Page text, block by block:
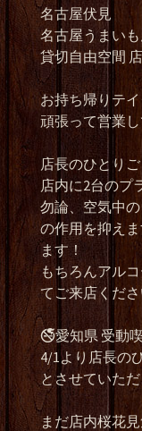
名古屋伏見
名古屋うまい
貸切自由空間
お持ち帰りテ
頑張って営業し
店長のひとり
店内に2台のプ
勿論、空気中
の作用を抑え
ます！
もちろんアル
てご来店くださ
🚭愛知県 受動
4/1より店長の
とさせていた
まだ店内桜花